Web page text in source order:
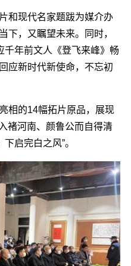
现代名家题跋为媒介办
下，又瞩望未来。同时，
千年前文人《登飞来峰》畅
应新时代新使命，不忘初
的14幅拓片原品，展现
褚河南、颜鲁公而自得清
启完白之风”。